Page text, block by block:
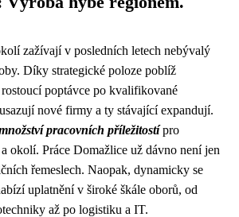
zažívají v posledních letech nebývalý
Díky strategické poloze poblíž
poptávce po kvalifikované
nové firmy a ty stávající expandují.
pracovních příležitostípro
okolí. Práce Domažlice už dávno není jen
řemeslech. Naopak, dynamicky se
uplatnění v široké škále oborů, od
až po logistiku a IT.